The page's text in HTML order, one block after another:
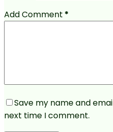
Add Comment *
Save my name and
next time I comment.